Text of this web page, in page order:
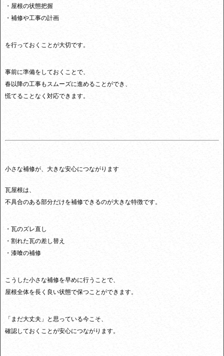
・屋根の状態把握
・補修や工事の計画
を行っておくことが大切です。
事前に準備をしておくことで、
春以降の工事もスムーズに進めることができ、
慌てることなく対応できます。
小さな補修が、大きな安心につながります
瓦屋根は、
不具合のある部分だけを補修できるのが大きな特徴です。
・瓦のズレ直し
・割れた瓦の差し替え
・漆喰の補修
こうした小さな補修を早めに行うことで、
屋根全体を長く良い状態で保つことができます。
「まだ大丈夫」と思っている今こそ、
確認しておくことが安心につながります。